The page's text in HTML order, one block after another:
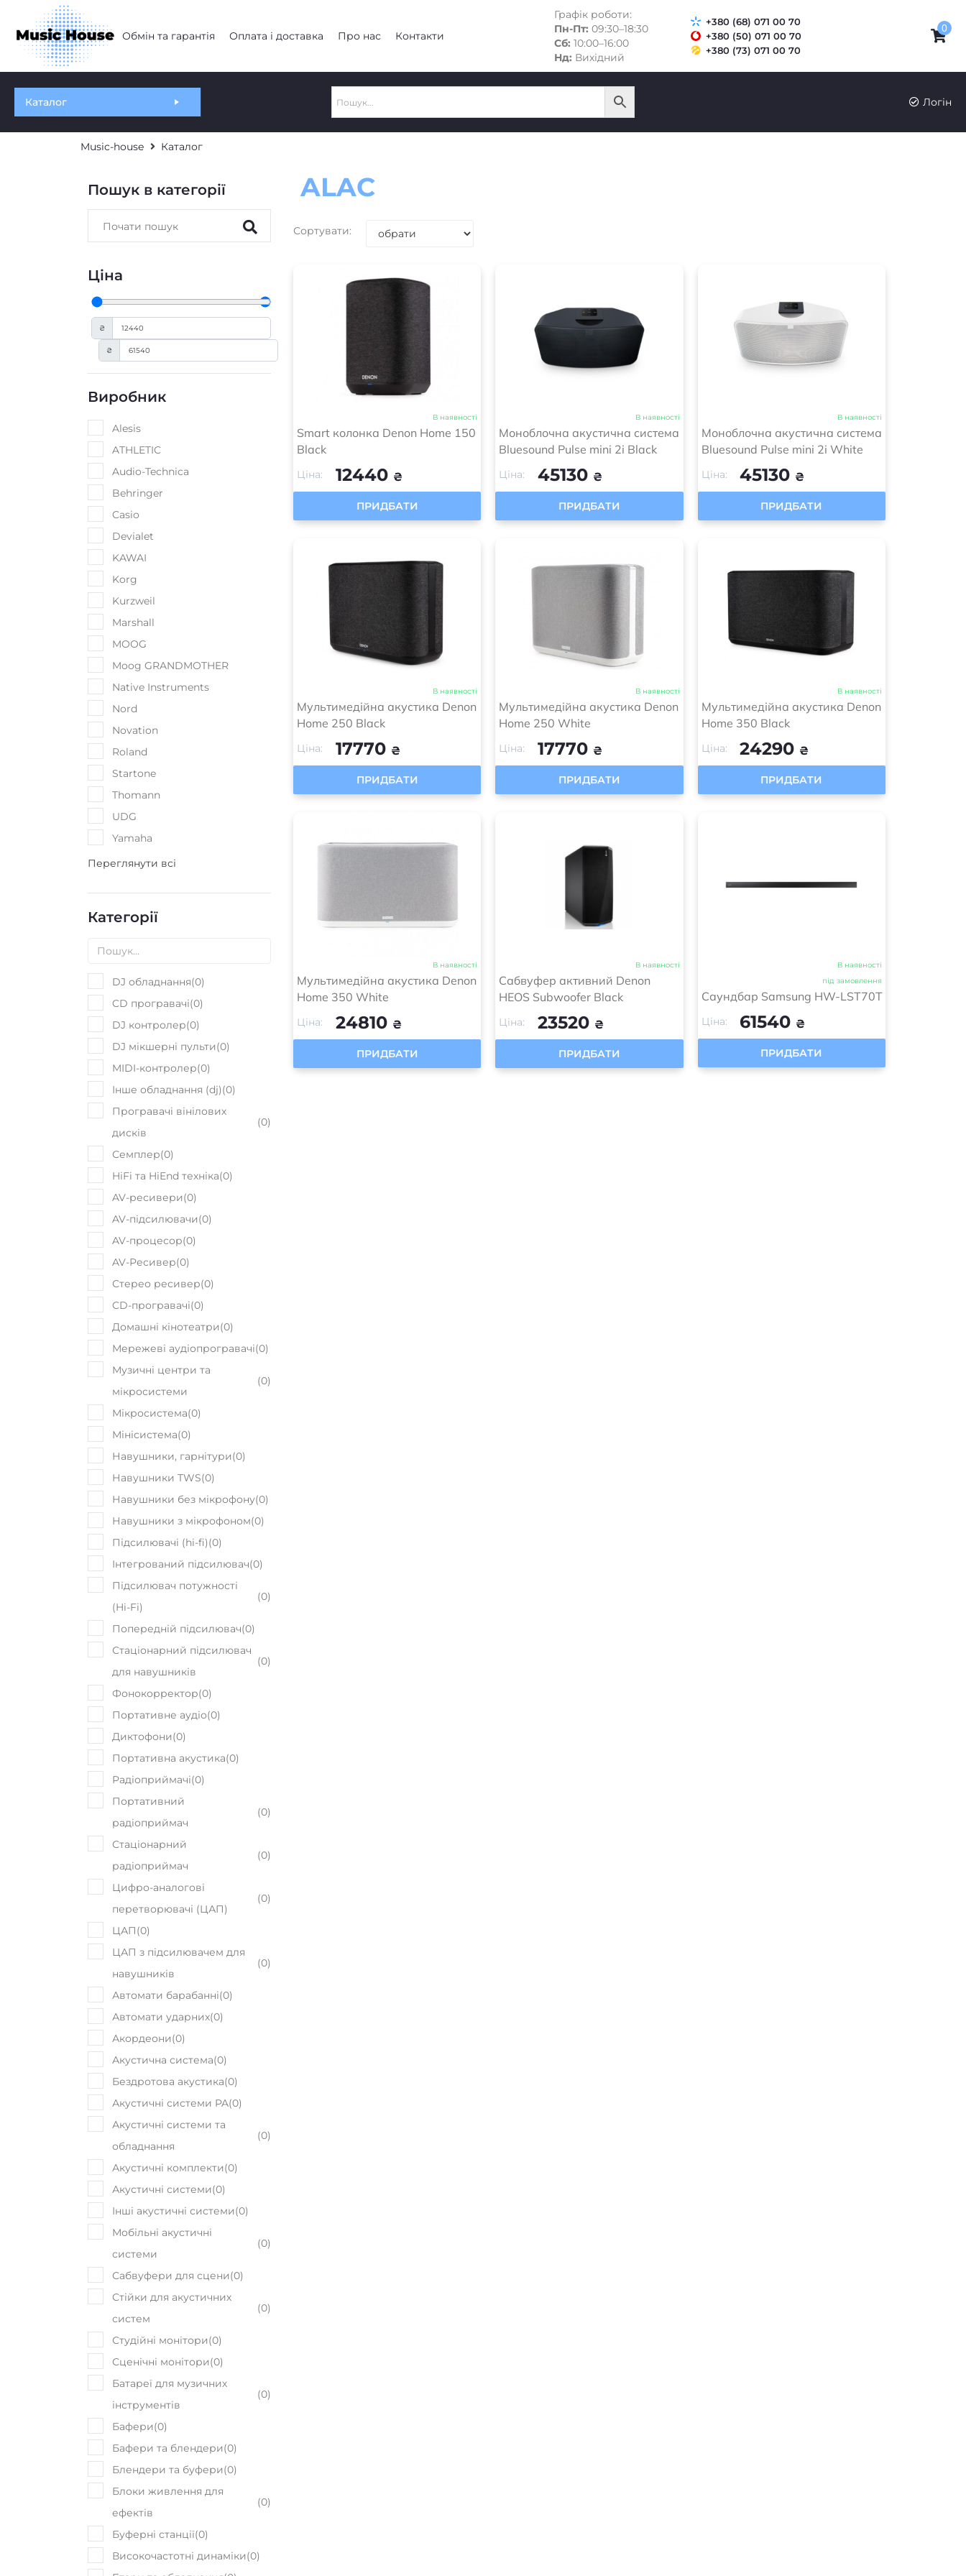
Обмін та гарантія Оплата і доставка Про нас Контакти
Графік роботи:
Пн-Пт: 09:30–18:30
Сб: 10:00–16:00
Нд: Вихідний
+380 (68) 071 00 70
+380 (50) 071 00 70
+380 (73) 071 00 70
0
Каталог Логін
Music-house Каталог
Пошук в категорії
Ціна
₴
₴
Виробник
Alesis
ATHLETIC
Audio-Technica
Behringer
Casio
Devialet
KAWAI
Korg
Kurzweil
Marshall
MOOG
Moog GRANDMOTHER
Native Instruments
Nord
Novation
Roland
Startone
Thomann
UDG
Yamaha
Переглянути всі
Категорії
DJ обладнання(0)
CD програвачі(0)
DJ контролер(0)
DJ мікшерні пульти(0)
MIDI-контролер(0)
Інше обладнання (dj)(0)
Програвачі вінілових
дисків
(0)
Семплер(0)
HiFi та HiEnd техніка(0)
AV-ресивери(0)
AV-підсилювачи(0)
AV-процесор(0)
AV-Ресивер(0)
Стерео ресивер(0)
CD-програвачі(0)
Домашні кінотеатри(0)
Мережеві аудіопрогравачі(0)
Музичні центри та
мікросистеми
(0)
Мікросистема(0)
Мінісистема(0)
Навушники, гарнітури(0)
Навушники TWS(0)
Навушники без мікрофону(0)
Навушники з мікрофоном(0)
Підсилювачі (hi-fi)(0)
Інтегрований підсилювач(0)
Підсилювач потужності
(Hi-Fi)
(0)
Попередній підсилювач(0)
Стаціонарний підсилювач
для навушників
(0)
Фонокорректор(0)
Портативне аудіо(0)
Диктофони(0)
Портативна акустика(0)
Радіоприймачі(0)
Портативний
радіоприймач
(0)
Стаціонарний
радіоприймач
(0)
Цифро-аналогові
перетворювачі (ЦАП)
(0)
ЦАП(0)
ЦАП з підсилювачем для
навушників
(0)
Автомати барабанні(0)
Автомати ударних(0)
Акордеони(0)
Акустична система(0)
Бездротова акустика(0)
Акустичні системи PA(0)
Акустичні системи та
обладнання
(0)
Акустичні комплекти(0)
Акустичні системи(0)
Інші акустичні системи(0)
Мобільні акустичні
системи
(0)
Сабвуфери для сцени(0)
Стійки для акустичних
систем
(0)
Студійні монітори(0)
Сценічні монітори(0)
Батареї для музичних
інструментів
(0)
Бафери(0)
Бафери та блендери(0)
Блендери та буфери(0)
Блоки живлення для
ефектів
(0)
Буферні станції(0)
Високочастотні динаміки(0)
ALAC
Сортувати:
В наявності
Smart колонка Denon Home 150
Black
Ціна: 12440 ₴
ПРИДБАТИ
В наявності
Моноблочна акустична система
Bluesound Pulse mini 2i Black
Ціна: 45130 ₴
ПРИДБАТИ
В наявності
Моноблочна акустична система
Bluesound Pulse mini 2i White
Ціна: 45130 ₴
ПРИДБАТИ
В наявності
Мультимедійна акустика Denon
Home 250 Black
Ціна: 17770 ₴
ПРИДБАТИ
В наявності
Мультимедійна акустика Denon
Home 250 White
Ціна: 17770 ₴
ПРИДБАТИ
В наявності
Мультимедійна акустика Denon
Home 350 Black
Ціна: 24290 ₴
ПРИДБАТИ
В наявності
Мультимедійна акустика Denon
Home 350 White
Ціна: 24810 ₴
ПРИДБАТИ
В наявності
Сабвуфер активний Denon
HEOS Subwoofer Black
Ціна: 23520 ₴
ПРИДБАТИ
В наявності
під замовлення
Саундбар Samsung HW-LST70T
Ціна: 61540 ₴
ПРИДБАТИ